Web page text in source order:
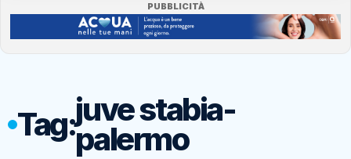
PUBBLICITÀ
Tag:juve stabia-
palermo